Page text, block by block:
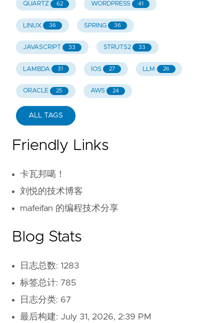
QUARTZ 62 WORDPRESS 41
LINUX 36 SPRING 36
JAVASCRIPT 33 STRUTS2 33
LAMBDA 31 IOS 27 LLM 26
ORACLE 25 AWS 24
ALL TAGS
Friendly Links
卡瓦邦噶！
刘悦的技术博客
mafeifan 的编程技术分享
Blog Stats
日志总数: 1283
标签总计: 785
日志分类: 67
最后构建: July 31, 2026, 2:39 PM